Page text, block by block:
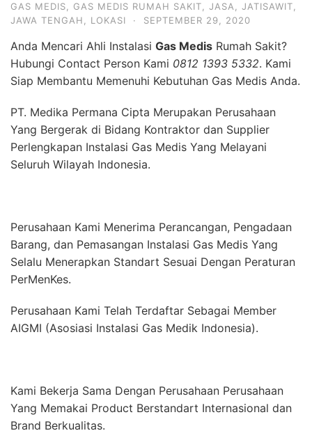
GAS MEDIS
GAS MEDIS RUMAH SAKIT JASA JATISAWIT
JAWA TENGAH
LOKASI · SEPTEMBER 29, 2020
Anda Mencari Ahli Instalasi Gas Medis Rumah Sakit?
Hubungi Contact Person Kami 0812 1393 5332. Kami
Siap Membantu Memenuhi Kebutuhan Gas Medis Anda.
PT. Medika Permana Cipta Merupakan Perusahaan
Yang Bergerak di Bidang Kontraktor dan Supplier
Perlengkapan Instalasi Gas Medis Yang Melayani
Seluruh Wilayah Indonesia.
Perusahaan Kami Menerima Perancangan, Pengadaan
Barang, dan Pemasangan Instalasi Gas Medis Yang
Selalu Menerapkan Standart Sesuai Dengan Peraturan
PerMenKes.
Perusahaan Kami Telah Terdaftar Sebagai Member
AIGMI (Asosiasi Instalasi Gas Medik Indonesia).
Kami Bekerja Sama Dengan Perusahaan Perusahaan
Yang Memakai Product Berstandart Internasional dan
Brand Berkualitas.